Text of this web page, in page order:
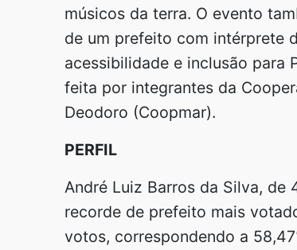
músicos da terra. O evento
de um prefeito com intérprete
acessibilidade e inclusão para
feita por integrantes da
Deodoro (Coopmar).
PERFIL
André Luiz Barros da Silva,
recorde de prefeito mais
votos, correspondendo a